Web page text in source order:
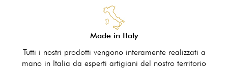
Made in Italy
Tutti i nostri prodotti vengono interamente realizzati a
mano in Italia da esperti artigiani del nostro territorio